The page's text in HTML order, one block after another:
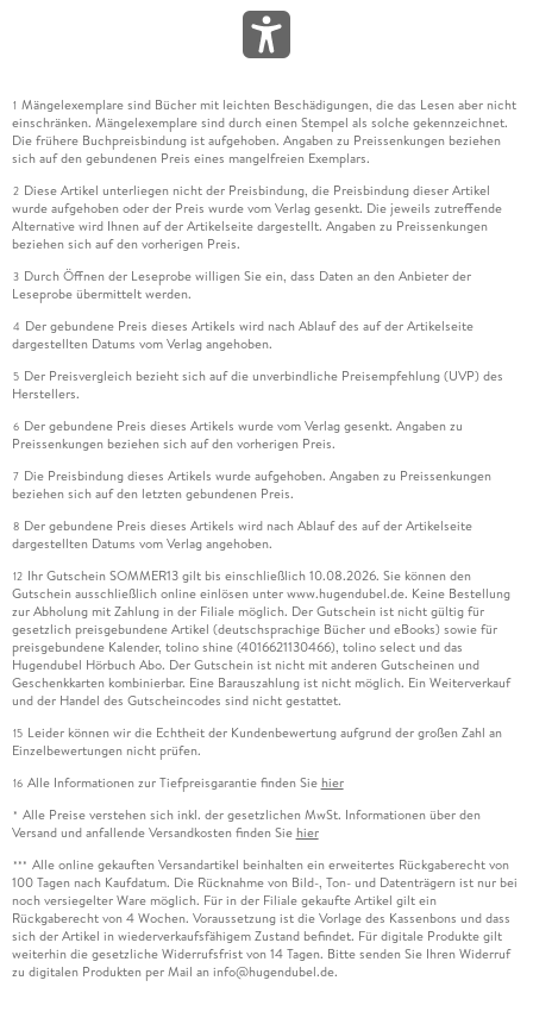
1 Mängelexemplare sind Bücher mit leichten Beschädigungen, die das Lesen aber nicht
einschränken. Mängelexemplare sind durch einen Stempel als solche gekennzeichnet.
Die frühere Buchpreisbindung ist aufgehoben. Angaben zu Preissenkungen beziehen
sich auf den gebundenen Preis eines mangelfreien Exemplars.
2 Diese Artikel unterliegen nicht der Preisbindung, die Preisbindung dieser Artikel
wurde aufgehoben oder der Preis wurde vom Verlag gesenkt. Die jeweils zutreffende
Alternative wird Ihnen auf der Artikelseite dargestellt. Angaben zu Preissenkungen
beziehen sich auf den vorherigen Preis.
3 Durch Öffnen der Leseprobe willigen Sie ein, dass Daten an den Anbieter der
Leseprobe übermittelt werden.
4 Der gebundene Preis dieses Artikels wird nach Ablauf des auf der Artikelseite
dargestellten Datums vom Verlag angehoben.
5 Der Preisvergleich bezieht sich auf die unverbindliche Preisempfehlung (UVP) des
Herstellers.
6 Der gebundene Preis dieses Artikels wurde vom Verlag gesenkt. Angaben zu
Preissenkungen beziehen sich auf den vorherigen Preis.
7 Die Preisbindung dieses Artikels wurde aufgehoben. Angaben zu Preissenkungen
beziehen sich auf den letzten gebundenen Preis.
8 Der gebundene Preis dieses Artikels wird nach Ablauf des auf der Artikelseite
dargestellten Datums vom Verlag angehoben.
12 Ihr Gutschein SOMMER13 gilt bis einschließlich 10.08.2026. Sie können den
Gutschein ausschließlich online einlösen unter www.hugendubel.de. Keine Bestellung
zur Abholung mit Zahlung in der Filiale möglich. Der Gutschein ist nicht gültig für
gesetzlich preisgebundene Artikel (deutschsprachige Bücher und eBooks) sowie für
preisgebundene Kalender, tolino shine (4016621130466), tolino select und das
Hugendubel Hörbuch Abo. Der Gutschein ist nicht mit anderen Gutscheinen und
Geschenkkarten kombinierbar. Eine Barauszahlung ist nicht möglich. Ein Weiterverkauf
und der Handel des Gutscheincodes sind nicht gestattet.
15 Leider können wir die Echtheit der Kundenbewertung aufgrund der großen Zahl an
Einzelbewertungen nicht prüfen.
16 Alle Informationen zur Tiefpreisgarantie finden Sie hier
* Alle Preise verstehen sich inkl. der gesetzlichen MwSt. Informationen über den
Versand und anfallende Versandkosten finden Sie hier
*** Alle online gekauften Versandartikel beinhalten ein erweitertes Rückgaberecht von
100 Tagen nach Kaufdatum. Die Rücknahme von Bild-, Ton- und Datenträgern ist nur bei
noch versiegelter Ware möglich. Für in der Filiale gekaufte Artikel gilt ein
Rückgaberecht von 4 Wochen. Voraussetzung ist die Vorlage des Kassenbons und dass
sich der Artikel in wiederverkaufsfähigem Zustand befindet. Für digitale Produkte gilt
weiterhin die gesetzliche Widerrufsfrist von 14 Tagen. Bitte senden Sie Ihren Widerruf
zu digitalen Produkten per Mail an info@hugendubel.de.